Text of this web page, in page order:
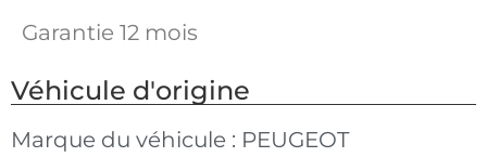
Garantie 12 mois
Véhicule d'origine
Marque du véhicule : PEUGEOT